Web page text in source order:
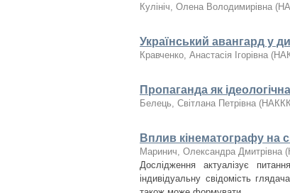
Кулініч, Олена Володимирівна (
Український авангард у
Кравченко, Анастасія Ігорівна (
Пропаганда як
Белець, Світлана Петрівна (
Вплив кінематографу на
Маринич, Олександра Дмитрівна (
Дослідження актуалізує
індивідуальну свідомість